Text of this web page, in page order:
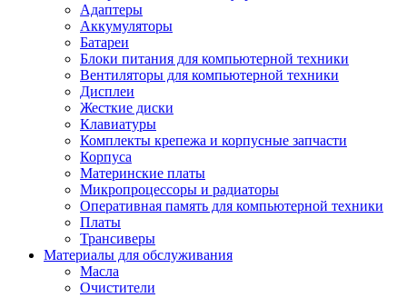
Адаптеры
Аккумуляторы
Батареи
Блоки питания для компьютерной техники
Вентиляторы для компьютерной техники
Дисплеи
Жесткие диски
Клавиатуры
Комплекты крепежа и корпусные запчасти
Корпуса
Материнские платы
Микропроцессоры и радиаторы
Оперативная память для компьютерной техники
Платы
Трансиверы
Материалы для обслуживания
Масла
Очистители